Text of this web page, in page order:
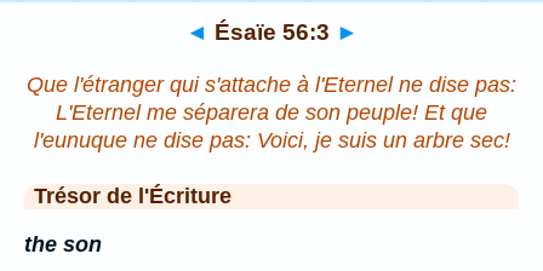
◄ Ésaïe 56:3 ►
Que l'étranger qui s'attache à l'Eternel ne dise pas:
L'Eternel me séparera de son peuple! Et que
l'eunuque ne dise pas: Voici, je suis un arbre sec!
Trésor de l'Écriture
the son